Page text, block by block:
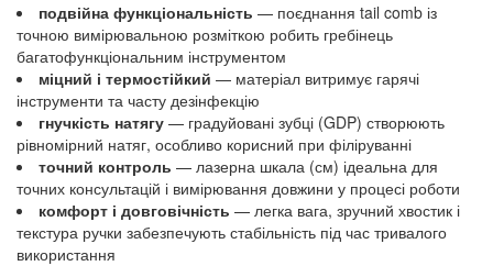
подвійна функціональність — поєднання tail comb із
точною вимірювальною розміткою робить гребінець
багатофункціональним інструментом
міцний і термостійкий — матеріал витримує гарячі
інструменти та часту дезінфекцію
гнучкість натягу — градуйовані зубці (GDP) створюють
рівномірний натяг, особливо корисний при філіруванні
точний контроль — лазерна шкала (см) ідеальна для
точних консультацій і вимірювання довжини у процесі роботи
комфорт і довговічність — легка вага, зручний хвостик і
текстура ручки забезпечують стабільність під час тривалого
використання